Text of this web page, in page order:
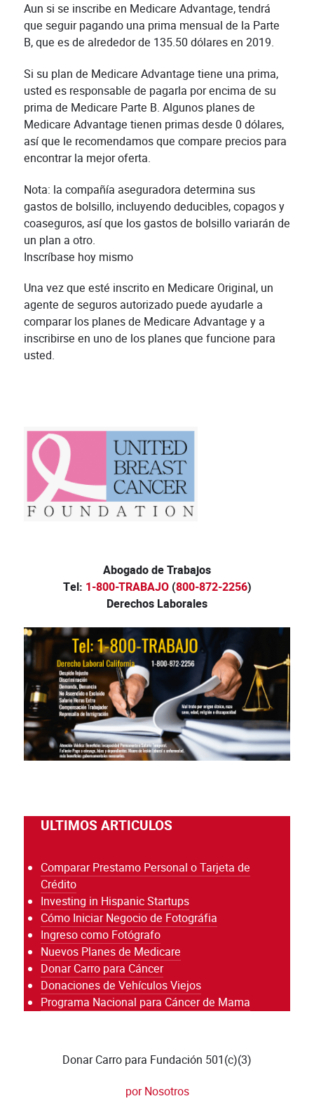
Aun si se inscribe en Medicare Advantage, tendrá
que seguir pagando una prima mensual de la Parte
B, que es de alrededor de 135.50 dólares en 2019.
Si su plan de Medicare Advantage tiene una prima,
usted es responsable de pagarla por encima de su
prima de Medicare Parte B. Algunos planes de
Medicare Advantage tienen primas desde 0 dólares,
así que le recomendamos que compare precios para
encontrar la mejor oferta.
Nota: la compañía aseguradora determina sus
gastos de bolsillo, incluyendo deducibles, copagos y
coaseguros, así que los gastos de bolsillo variarán de
un plan a otro.
Inscríbase hoy mismo
Una vez que esté inscrito en Medicare Original, un
agente de seguros autorizado puede ayudarle a
comparar los planes de Medicare Advantage y a
inscribirse en uno de los planes que funcione para
usted.
Abogado de Trabajos
Tel: 1-800-TRABAJO(800-872-2256)
Derechos Laborales
ULTIMOS ARTICULOS
Comparar Prestamo Personal o Tarjeta de
Crédito
Investing in Hispanic Startups
Cómo Iniciar Negocio de Fotográfia
Ingreso como Fotógrafo
Nuevos Planes de Medicare
Donar Carro para Cáncer
Donaciones de Vehículos Viejos
Programa Nacional para Cáncer de Mama
Donar Carro para Fundación 501(c)(3)
por Nosotros